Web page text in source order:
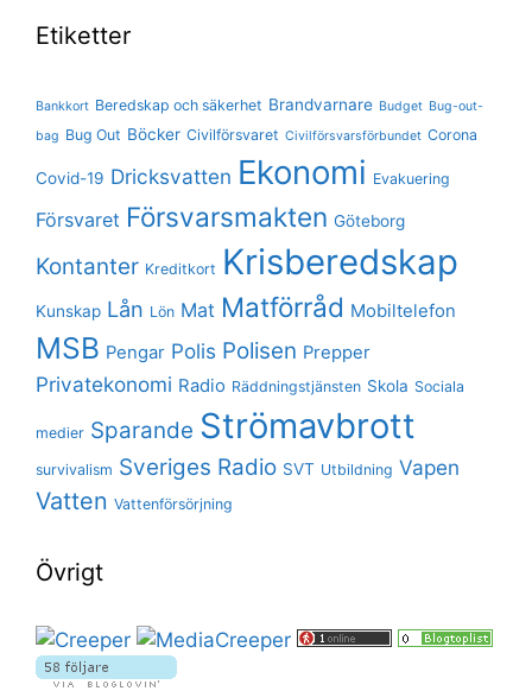
Etiketter
Bankkort Beredskap och säkerhet Brandvarnare Budget Bug-out-
bag Bug Out Böcker Civilförsvaret Civilförsvarsförbundet Corona
Covid-19 Dricksvatten Ekonomi Evakuering
Försvaret Försvarsmakten Göteborg
Kontanter Kreditkort Krisberedskap
Kunskap Lån Lön Mat Matförråd Mobiltelefon
MSB Pengar Polis Polisen Prepper
Privatekonomi Radio Räddningstjänsten Skola Sociala
medier Sparande Strömavbrott
survivalism Sveriges Radio SVT Utbildning Vapen
Vatten Vattenförsörjning
Övrigt